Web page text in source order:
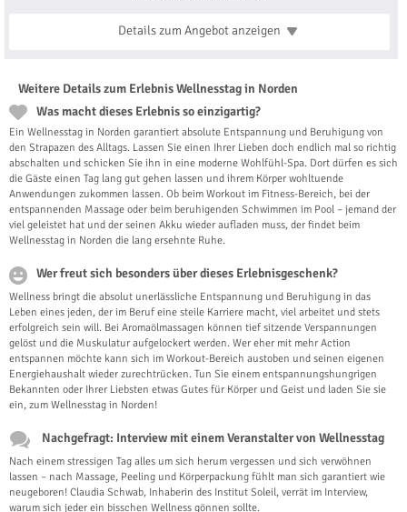
Details zum Angebotanzeigen
Weitere Details zum Erlebnis Wellnesstag in Norden
Was macht dieses Erlebnis so einzigartig?
Ein Wellnesstag in Norden garantiert absolute Entspannung und Beruhigung von
den Strapazen des Alltags. Lassen Sie einen Ihrer Lieben doch endlich mal so richtig
abschalten und schicken Sie ihn in eine moderne Wohlfühl-Spa. Dort dürfen es sich
die Gäste einen Tag lang gut gehen lassen und ihrem Körper wohltuende
Anwendungen zukommen lassen. Ob beim Workout im Fitness-Bereich, bei der
entspannenden Massage oder beim beruhigenden Schwimmen im Pool – jemand der
viel geleistet hat und der seinen Akku wieder aufladen muss, der findet beim
Wellnesstag in Norden die lang ersehnte Ruhe.
Wer freut sich besonders über dieses Erlebnisgeschenk?
Wellness bringt die absolut unerlässliche Entspannung und Beruhigung in das
Leben eines jeden, der im Beruf eine steile Karriere macht, viel arbeitet und stets
erfolgreich sein will. Bei Aromaölmassagen können tief sitzende Verspannungen
gelöst und die Muskulatur aufgelockert werden. Wer eher mit mehr Action
entspannen möchte kann sich im Workout-Bereich austoben und seinen eigenen
Energiehaushalt wieder zurechtrücken. Tun Sie einem entspannungshungrigen
Bekannten oder Ihrer Liebsten etwas Gutes für Körper und Geist und laden Sie sie
ein, zum Wellnesstag in Norden!
Nachgefragt: Interview mit einem Veranstalter von Wellnesstag
Nach einem stressigen Tag alles um sich herum vergessen und sich verwöhnen
lassen – nach Massage, Peeling und Körperpackung fühlt man sich garantiert wie
neugeboren! Claudia Schwab, Inhaberin des Institut Soleil, verrät im Interview,
warum sich jeder ein bisschen Wellness gönnen sollte.